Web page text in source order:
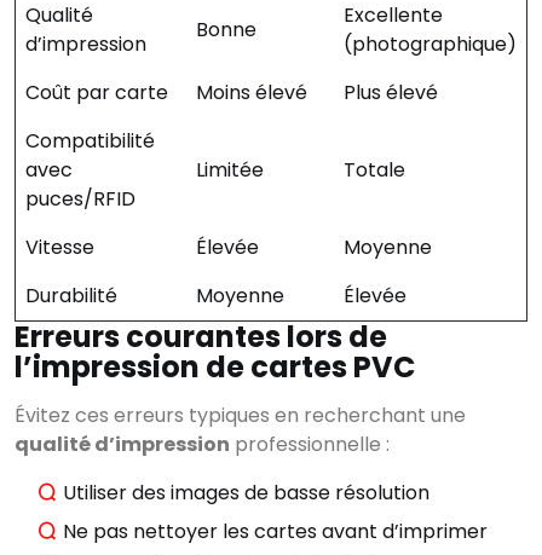
×
Rechercher
Qualité
d’impression
Bonne
Excellente
(photographique)
Coût par carte
Moins élevé
Plus élevé
Compatibilité
avec
puces/RFID
Limitée Totale
Vitesse Élevée
Moyenne
Durabilité
Moyenne Élevée
Erreurs courantes lors de
l’impression de cartes PVC
Évitez ces erreurs typiques en recherchant une
qualité d’impression professionnelle :
Utiliser des images de basse résolution
Ne pas nettoyer les cartes avant d’imprimer